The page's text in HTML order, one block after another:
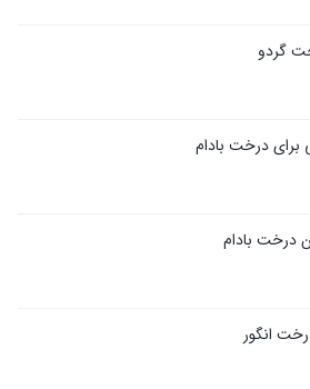
گردو
درخت بادام
بادام
انگور